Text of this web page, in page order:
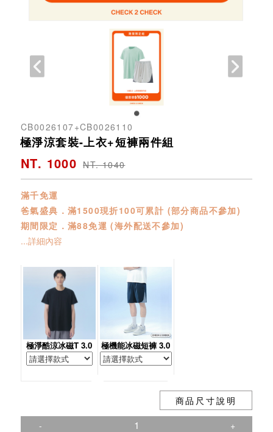
CB0026107+CB0026110
極淨涼套裝-上衣+短褲兩件組
NT. 1000 NT. 1040
滿千免運
爸氣盛典．滿1500現折100可累計 (部分商品不參加)
期間限定．滿88免運 (海外配送不參加)
...詳細內容
極淨酷涼冰磁T 3.0 極機能冰磁短褲 3.0
商品尺寸說明
-
+